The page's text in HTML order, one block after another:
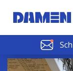
SCHELDE